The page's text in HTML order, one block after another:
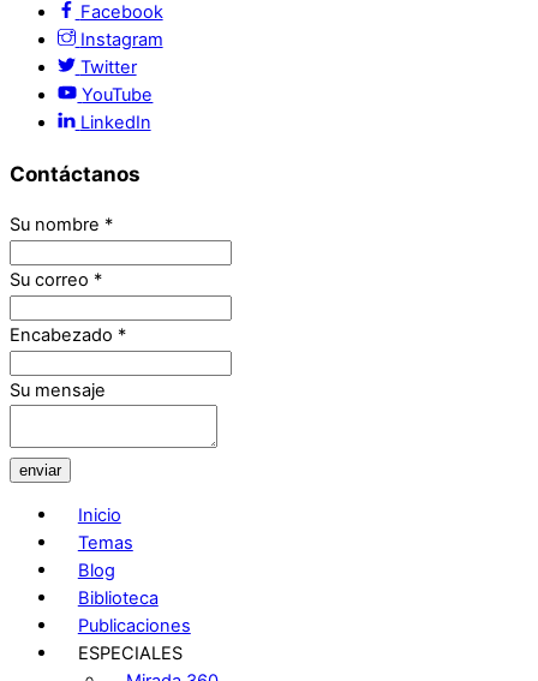
Facebook
Instagram
Twitter
YouTube
LinkedIn
Contáctanos
Su nombre *
Su correo *
Encabezado *
Su mensaje
enviar
Inicio
Temas
Blog
Biblioteca
Publicaciones
ESPECIALES